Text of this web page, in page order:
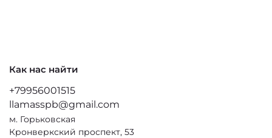
Как нас найти
+79956001515
llamasspb@gmail.com
м. Горьковская
Кронверкский проспект, 53